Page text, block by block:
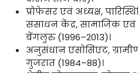
प्रोफेसर एवं अध्यक्ष,
संसाधन केंद्र, सामाजिक एवं
बेंगलुरु (1996–2013)।
अनुसंधान एसोसिएट,
गुजरात (1984–88)।